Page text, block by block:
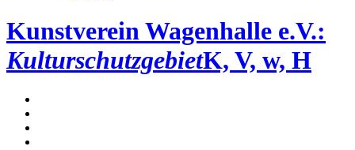
Kunstverein Wagenhalle e.V.:
KulturschutzgebietK, V, w, H